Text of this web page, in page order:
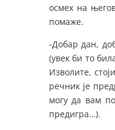
осмех на
помаже.
-Добар дан,
(увек би то
Изволите,
речник је
могу да вам
предигра…).